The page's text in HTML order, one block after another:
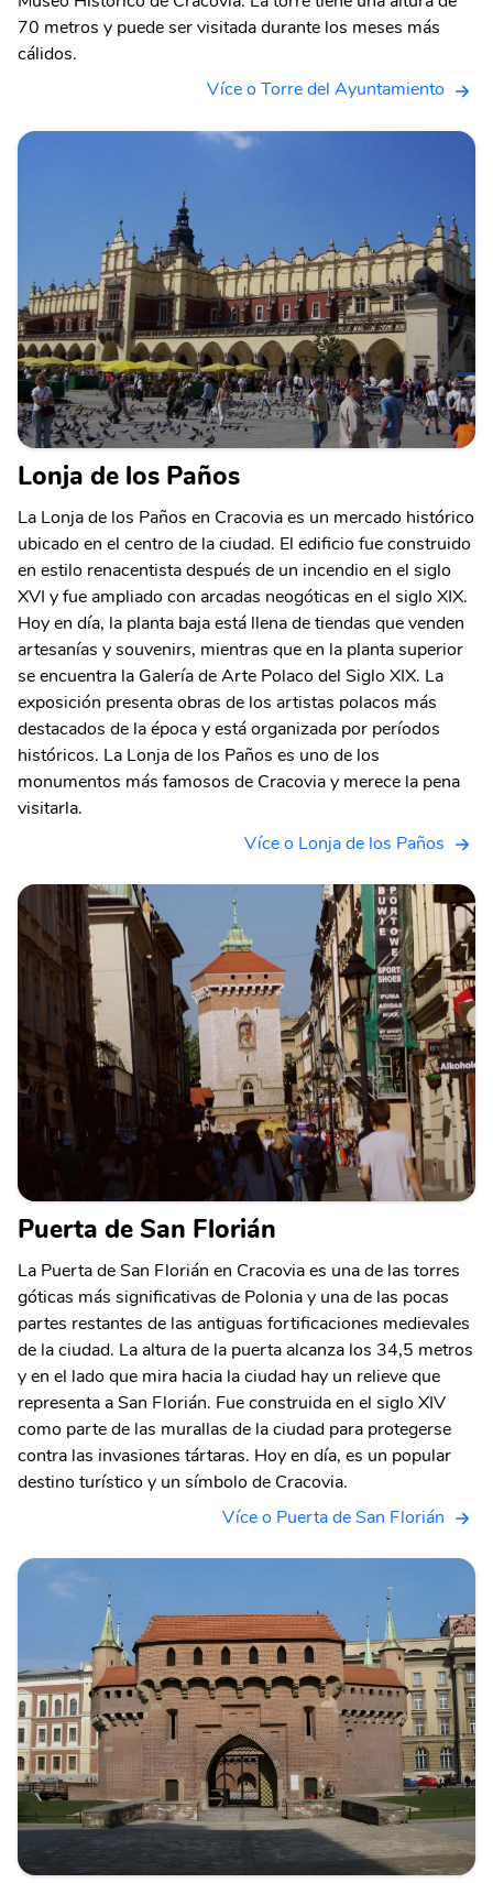
70 metros y puede ser visitada durante los meses más
cálidos.
Více o Torre del Ayuntamiento
Lonja de los Paños
La Lonja de los Paños en Cracovia es un mercado histórico
ubicado en el centro de la ciudad. El edificio fue construido
en estilo renacentista después de un incendio en el siglo
XVI y fue ampliado con arcadas neogóticas en el siglo XIX.
Hoy en día, la planta baja está llena de tiendas que venden
artesanías y souvenirs, mientras que en la planta superior
se encuentra la Galería de Arte Polaco del Siglo XIX. La
exposición presenta obras de los artistas polacos más
destacados de la época y está organizada por períodos
históricos. La Lonja de los Paños es uno de los
monumentos más famosos de Cracovia y merece la pena
visitarla.
Více o Lonja de los Paños
Puerta de San Florián
La Puerta de San Florián en Cracovia es una de las torres
góticas más significativas de Polonia y una de las pocas
partes restantes de las antiguas fortificaciones medievales
de la ciudad. La altura de la puerta alcanza los 34,5 metros
y en el lado que mira hacia la ciudad hay un relieve que
representa a San Florián. Fue construida en el siglo XIV
como parte de las murallas de la ciudad para protegerse
contra las invasiones tártaras. Hoy en día, es un popular
destino turístico y un símbolo de Cracovia.
Více o Puerta de San Florián